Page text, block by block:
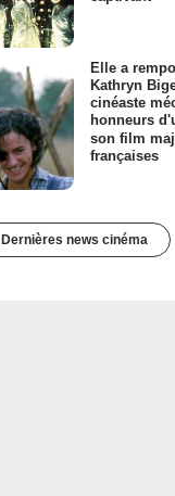
Elle a
Kathryn
cinéaste
honneurs
son film
françaises
Dernières news cinéma